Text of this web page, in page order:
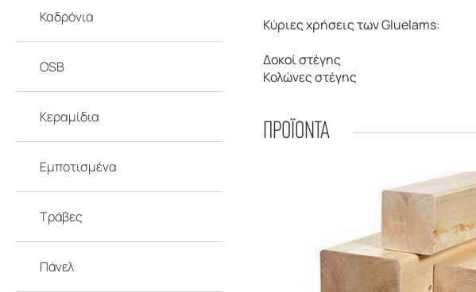
Καδρόνια
OSB
Κεραμίδια
Εμποτισμένα
Τράβες
Πάνελ
Κύριες χρήσεις των Gluelams:
Δοκοί στέγης
Κολώνες στέγης
ΠΡΟΪΟΝΤΑ